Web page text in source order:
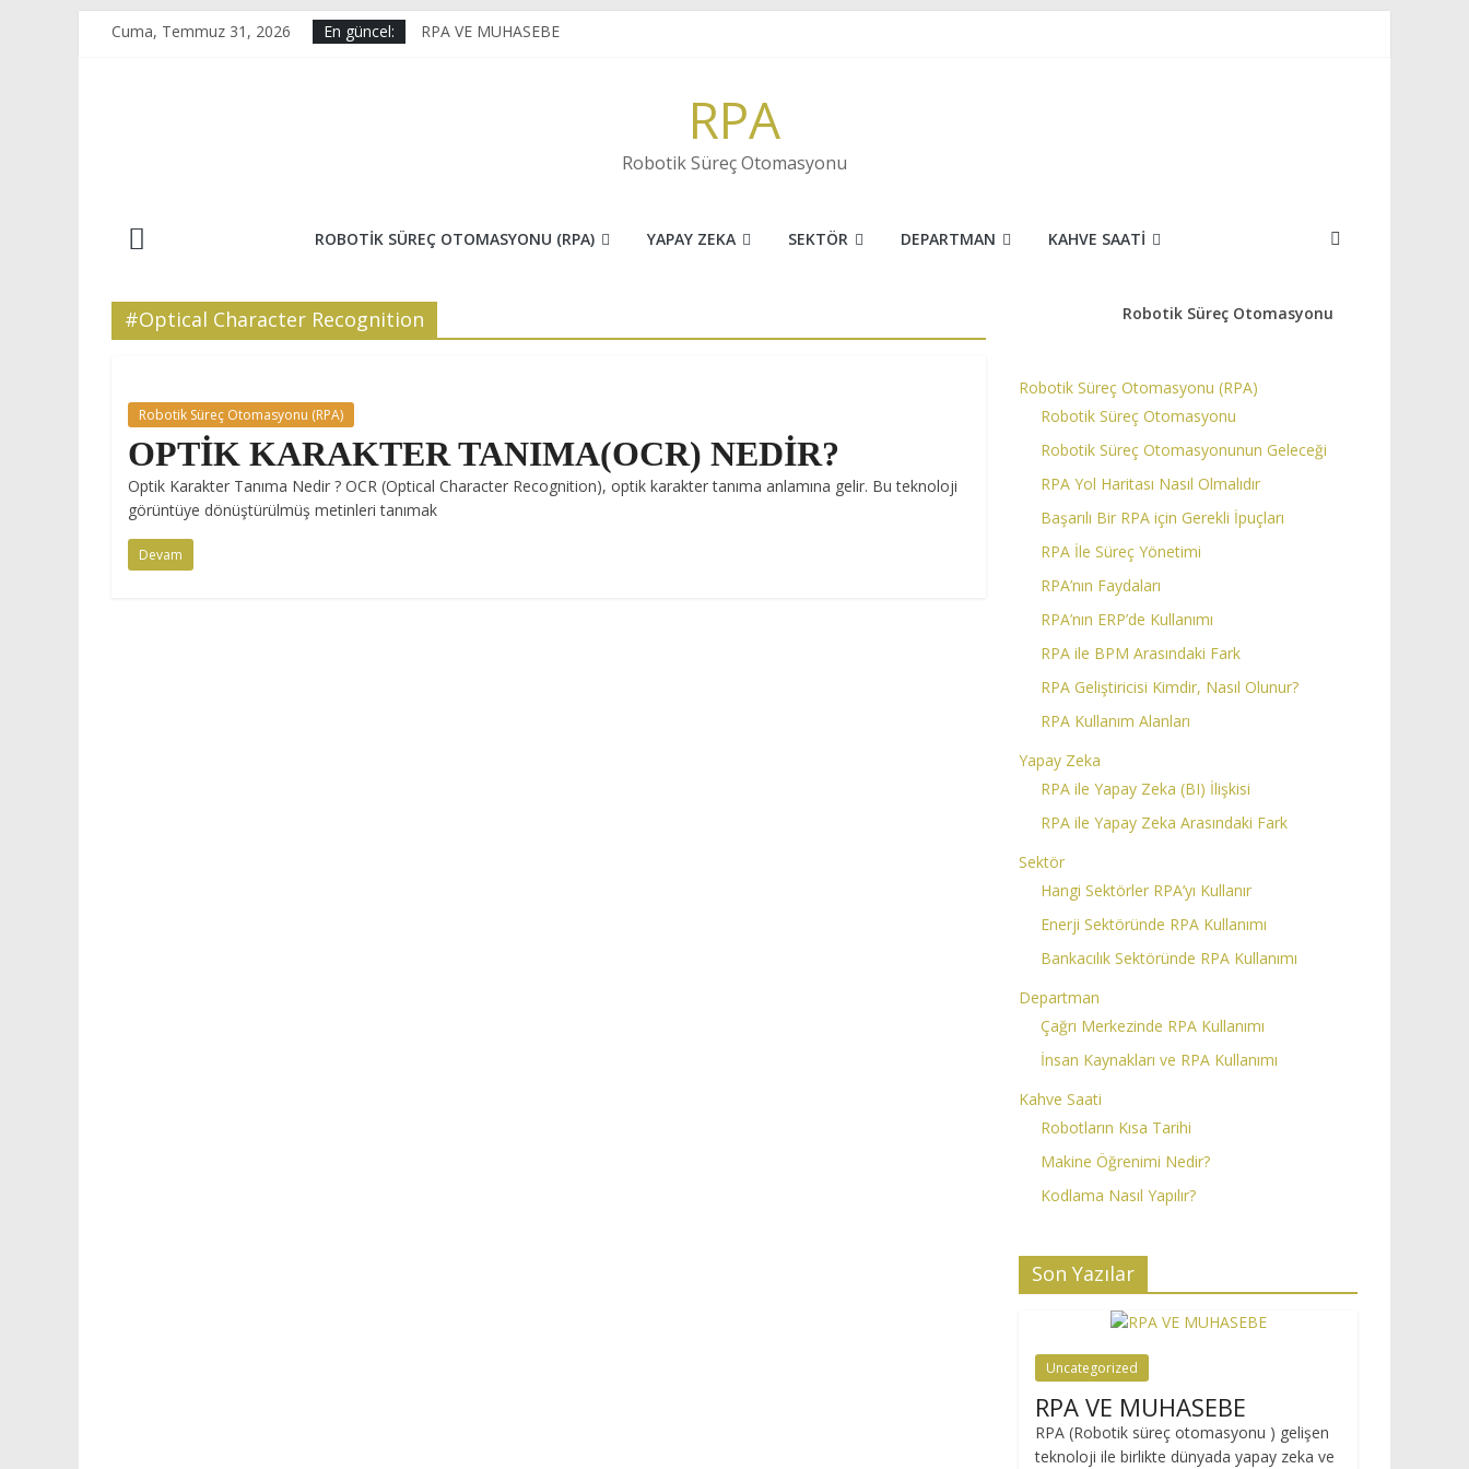
Cuma, Temmuz 31, 2026 En güncel:
RPA VE MUHASEBE
OPTİK KARAKTER TANIMA(OCR) NEDİR?RPA
Robotik Süreç Otomasyonu
ROBOTIK SÜREÇ OTOMASYONU (RPA) YAPAY ZEKA SEKTÖR DEPARTMAN KAHVE SAATI
#Optical Character Recognition
Robotik Süreç Otomasyonu (RPA)
OPTİK KARAKTER TANIMA(OCR) NEDİR?
Optik Karakter Tanıma Nedir ? OCR (Optical Character Recognition), optik karakter tanıma anlamına gelir. Bu teknoloji
görüntüye dönüştürülmüş metinleri tanımak
Devam
Robotik Süreç Otomasyonu
Robotik Süreç Otomasyonu (RPA)
Robotik Süreç Otomasyonu
Robotik Süreç Otomasyonunun Geleceği
RPA Yol Haritası Nasıl Olmalıdır
Başarılı Bir RPA için Gerekli İpuçları
RPA İle Süreç Yönetimi
RPA’nın Faydaları
RPA’nın ERP’de Kullanımı
RPA ile BPM Arasındaki Fark
RPA Geliştiricisi Kimdir, Nasıl Olunur?
RPA Kullanım Alanları
Yapay Zeka
RPA ile Yapay Zeka (BI) İlişkisi
RPA ile Yapay Zeka Arasındaki Fark
Sektör
Hangi Sektörler RPA’yı Kullanır
Enerji Sektöründe RPA Kullanımı
Bankacılık Sektöründe RPA Kullanımı
Departman
Çağrı Merkezinde RPA Kullanımı
İnsan Kaynakları ve RPA Kullanımı
Kahve Saati
Robotların Kısa Tarihi
Makine Öğrenimi Nedir?
Kodlama Nasıl Yapılır?
Son Yazılar
Uncategorized
RPA VE MUHASEBE
RPA (Robotik süreç otomasyonu ) gelişen
teknoloji ile birlikte dünyada yapay zeka ve